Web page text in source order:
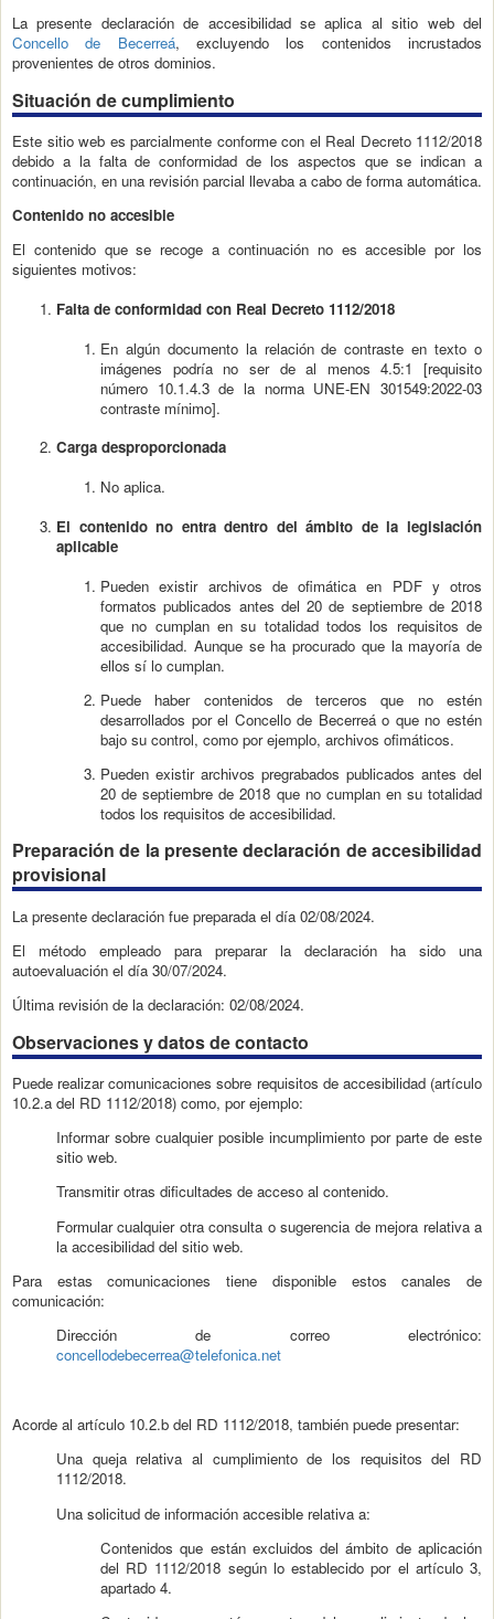
La presente declaración de accesibilidad se aplica al sitio web del
Concello de Becerreá, excluyendo los contenidos incrustados
provenientes de otros dominios.
Situación de cumplimiento
Este sitio web es parcialmente conforme con el Real Decreto 1112/2018
debido a la falta de conformidad de los aspectos que se indican a
continuación, en una revisión parcial llevaba a cabo de forma automática.
Contenido no accesible
El contenido que se recoge a continuación no es accesible por los
siguientes motivos:
Falta de conformidad con Real Decreto 1112/2018
En algún documento la relación de contraste en texto o
imágenes podría no ser de al menos 4.5:1 [requisito
número 10.1.4.3 de la norma UNE-EN 301549:2022-03
contraste mínimo].
Carga desproporcionada
No aplica.
El contenido no entra dentro del ámbito de la legislación
aplicable
Pueden existir archivos de ofimática en PDF y otros
formatos publicados antes del 20 de septiembre de 2018
que no cumplan en su totalidad todos los requisitos de
accesibilidad. Aunque se ha procurado que la mayoría de
ellos sí lo cumplan.
Puede haber contenidos de terceros que no estén
desarrollados por el Concello de Becerreá o que no estén
bajo su control, como por ejemplo, archivos ofimáticos.
Pueden existir archivos pregrabados publicados antes del
20 de septiembre de 2018 que no cumplan en su totalidad
todos los requisitos de accesibilidad.
Preparación de la presente declaración de accesibilidad
provisional
La presente declaración fue preparada el día 02/08/2024.
El método empleado para preparar la declaración ha sido una
autoevaluación el día 30/07/2024.
Última revisión de la declaración: 02/08/2024.
Observaciones y datos de contacto
Puede realizar comunicaciones sobre requisitos de accesibilidad (artículo
10.2.a del RD 1112/2018) como, por ejemplo:
Informar sobre cualquier posible incumplimiento por parte de este
sitio web.
Transmitir otras dificultades de acceso al contenido.
Formular cualquier otra consulta o sugerencia de mejora relativa a
la accesibilidad del sitio web.
Para estas comunicaciones tiene disponible estos canales de
comunicación:
Dirección de correo electrónico:
concellodebecerrea@telefonica.net
Acorde al artículo 10.2.b del RD 1112/2018, también puede presentar:
Una queja relativa al cumplimiento de los requisitos del RD
1112/2018.
Una solicitud de información accesible relativa a:
Contenidos que están excluidos del ámbito de aplicación
del RD 1112/2018 según lo establecido por el artículo 3,
apartado 4.